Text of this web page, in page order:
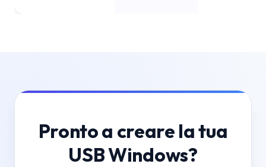
Pronto a creare la tua
USB Windows?